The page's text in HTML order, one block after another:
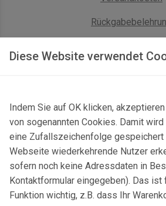
Diese Website verwendet
Indem Sie auf OK klicken,
von sogenannten Cookies. Damit
eine Zufallszeichenfolge
Webseite wiederkehrende Nutzer
sofern noch keine Adressdaten in
Kontaktformular eingegeben). Das
Funktion wichtig, z.B. dass Ihr
Kontaktformular &
Gersbach 10, 74589
+49 7950